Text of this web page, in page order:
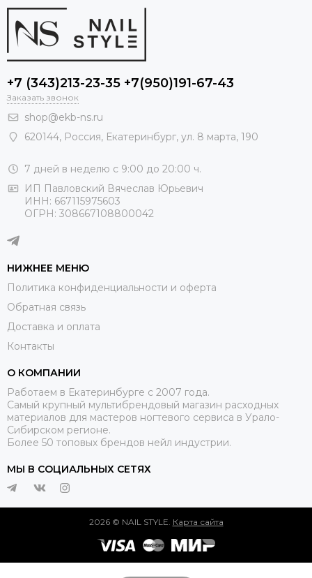
+7 (343)213-23-35 +7(950)191-67-43
Заказать звонок
shop@ekb-ns.ru
620144, Россия, Екатеринбург, ул. 8 марта, 190
7 дней в неделю с 9:00 до 20:00 ч.
ИП Павловский Вячеслав Юрьевич
ИНН: 667115975603
ОГРН: 308667108800042
НИЖНЕЕ МЕНЮ
Политика конфиденциальности и оферта
Обратная связь
Доставка и оплата
Контакты
О КОМПАНИИ
Работаем в Екатеринбурге с 2007 года.
Самый крупный мультибрендовый магазин расходных
материалов для мастеров ногтевого сервиса в Урало-
Сибирском регионе.
Более 50 топовых брендов нейл индустрии.
МЫ В СОЦИАЛЬНЫХ СЕТЯХ
2026 © NAIL STYLE. Карта сайта